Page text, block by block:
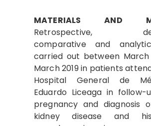
MATERIALS AND
Retrospective,
comparative and
carried out between March
March 2019 in patients
Hospital General de
Eduardo Liceaga in
pregnancy and diagnosis
kidney disease and